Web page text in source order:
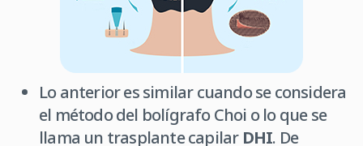
Lo anterior es similar cuando se considera
el método del bolígrafo Choi o lo que se
llama un trasplante capilar DHI. De